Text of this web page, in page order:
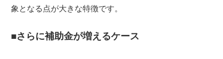
象となる点が大きな特徴です。
■さらに補助金が増えるケース